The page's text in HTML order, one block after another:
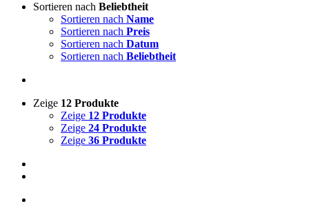
Sortieren nach Beliebtheit
Sortieren nach Name
Sortieren nach Preis
Sortieren nach Datum
Sortieren nach Beliebtheit
Zeige 12 Produkte
Zeige 12 Produkte
Zeige 24 Produkte
Zeige 36 Produkte